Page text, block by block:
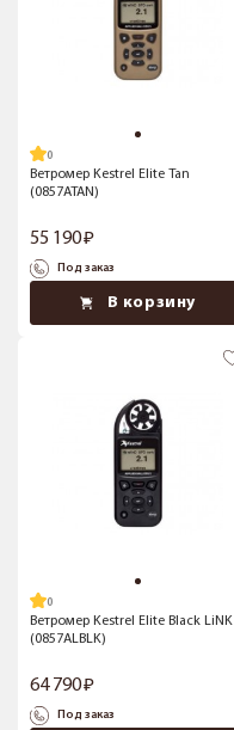
Ветромер Kestrel Elite Tan
(0857ATAN)
55 190
Под заказ
В корзину
Ветромер Kestrel Elite Black LiNK
(0857ALBLK)
64 790
Под заказ